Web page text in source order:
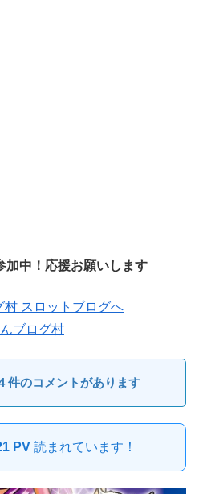
加中！応援お願いします
ブログ村
件のコメントがあります
PV 読まれています！